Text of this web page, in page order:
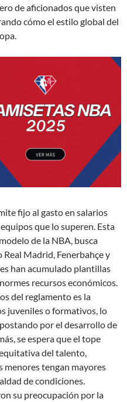
de aficionados que visten
cómo el estilo global del
fijo al gasto en salarios
que lo superen. Esta
de la NBA, busca
Madrid, Fenerbahçe y
han acumulado plantillas
recursos económicos.
del reglamento es la
juveniles o formativos, lo
por el desarrollo de
se espera que el tope
del talento,
menores tengan mayores
de condiciones.
su preocupación por la